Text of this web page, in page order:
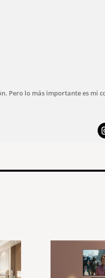
Pero lo más importante es mi